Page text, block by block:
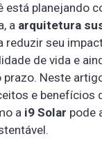
está planejando
a arquitetura
reduzir seu
de vida e
prazo. Neste
e benefícios
a i9 Solar pode